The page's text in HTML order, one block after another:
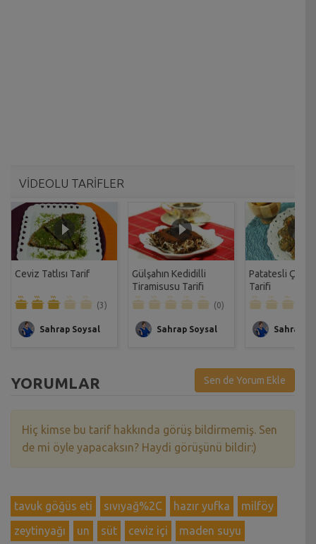
VİDEOLU TARİFLER
Ceviz Tatlısı Tarif
(3)
Sahrap Soysal
Gülşahın Kedidilli
Tiramisusu Tarifi
(0)
Sahrap Soysal
Patatesli Çıtır
Tarifi
Sahrap
YORUMLAR Sen de Yorum Ekle
Hiç kimse bu tarif hakkında görüş bildirmemiş. Sen
de mi öyle yapacaksın? Haydi görüşünü bildir:)
tavuk göğüs eti sıvıyağ%2C hazır yufka
milföy
zeytinyağı
un süt ceviz içi
maden suyu